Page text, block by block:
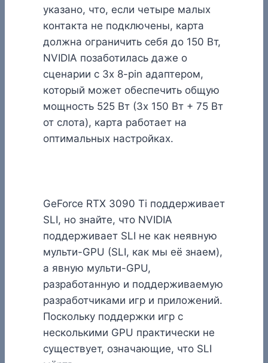
указано, что, если четыре малых
контакта не подключены, карта
должна ограничить себя до 150 Вт,
NVIDIA позаботилась даже о
сценарии с 3x 8-pin адаптером,
который может обеспечить общую
мощность 525 Вт (3x 150 Вт + 75 Вт
от слота), карта работает на
оптимальных настройках.
GeForce RTX 3090 Ti поддерживает
SLI, но знайте, что NVIDIA
поддерживает SLI не как неявную
мульти-GPU (SLI, как мы её знаем),
а явную мульти-GPU,
разработанную и поддерживаемую
разработчиками игр и приложений.
Поскольку поддержки игр с
несколькими GPU практически не
существует, означающие, что SLI